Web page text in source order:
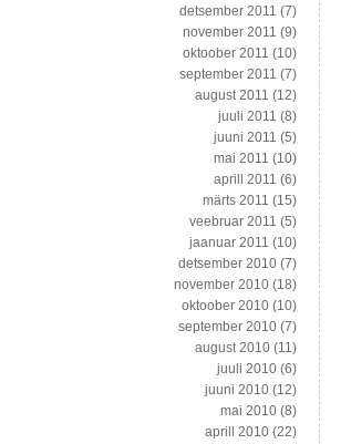
detsember 2011 (7)
november 2011 (9)
oktoober 2011 (10)
september 2011 (7)
august 2011 (12)
juuli 2011 (8)
juuni 2011 (5)
mai 2011 (10)
aprill 2011 (6)
märts 2011 (15)
veebruar 2011 (5)
jaanuar 2011 (10)
detsember 2010 (7)
november 2010 (18)
oktoober 2010 (10)
september 2010 (7)
august 2010 (11)
juuli 2010 (6)
juuni 2010 (12)
mai 2010 (8)
aprill 2010 (22)